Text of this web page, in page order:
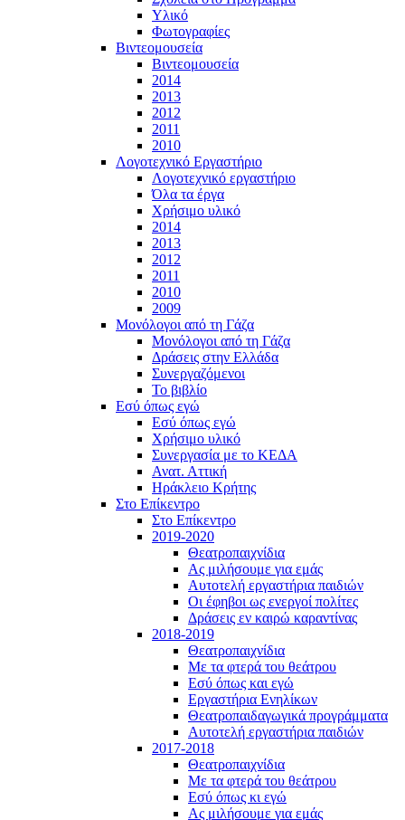
Υλικό
Φωτογραφίες
Βιντεομουσεία
Βιντεομουσεία
2014
2013
2012
2011
2010
Λογοτεχνικό Εργαστήριο
Λογοτεχνικό εργαστήριο
Όλα τα έργα
Χρήσιμο υλικό
2014
2013
2012
2011
2010
2009
Μονόλογοι από τη Γάζα
Μονόλογοι από τη Γάζα
Δράσεις στην Ελλάδα
Συνεργαζόμενοι
To βιβλίο
Εσύ όπως εγώ
Εσύ όπως εγώ
Χρήσιμο υλικό
Συνεργασία με το ΚΕΔΑ
Ανατ. Αττική
Ηράκλειο Κρήτης
Στο Επίκεντρο
Στο Επίκεντρο
2019-2020
Θεατροπαιχνίδια
Ας μιλήσουμε για εμάς
Αυτοτελή εργαστήρια παιδιών
Οι έφηβοι ως ενεργοί πολίτες
Δράσεις εν καιρώ καραντίνας
2018-2019
Θεατροπαιχνίδια
Με τα φτερά του θεάτρου
Εσύ όπως και εγώ
Εργαστήρια Ενηλίκων
Θεατροπαιδαγωγικά προγράμματα
Αυτοτελή εργαστήρια παιδιών
2017-2018
Θεατροπαιχνίδια
Με τα φτερά του θεάτρου
Εσύ όπως κι εγώ
Ας μιλήσουμε για εμάς